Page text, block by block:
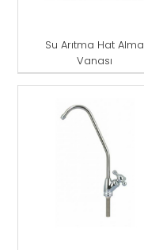
Su Arıtma Hat Alma
Vanası